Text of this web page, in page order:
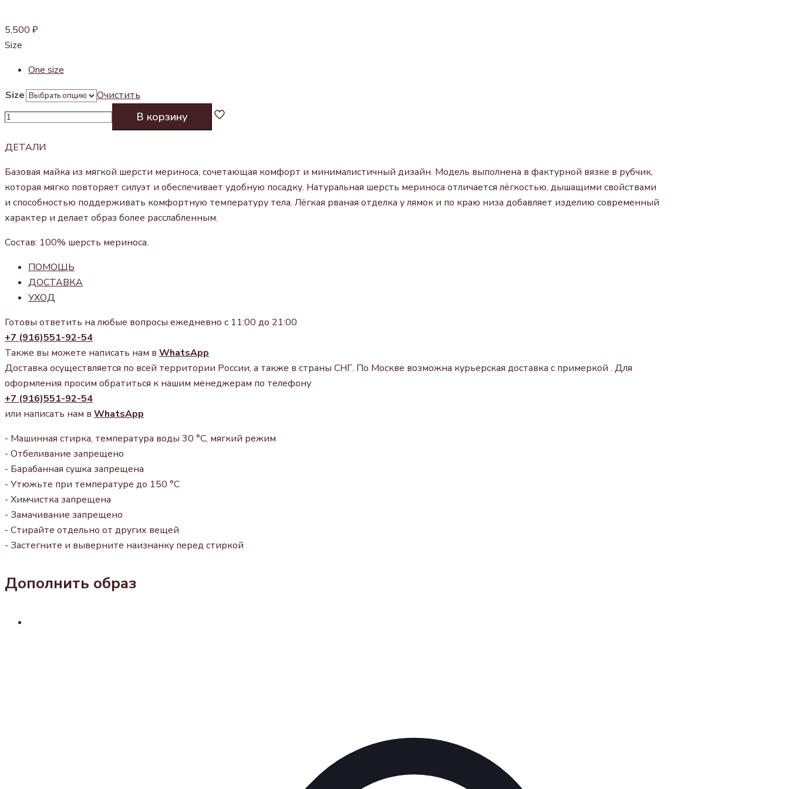
5,500 ₽
Size
One size
Size
Очистить
Количество
МАЙКА
ШЕРСТИ
БЕЖЕВАЯ
В корзину
ДЕТАЛИ
Базовая майка из мягкой шерсти мериноса, сочетающая комфорт и минималистичный дизайн. Модель выполнена в фактурной вязке в рубчик,
которая мягко повторяет силуэт и обеспечивает удобную посадку. Натуральная шерсть мериноса отличается лёгкостью, дышащими свойствами
и способностью поддерживать комфортную температуру тела. Лёгкая рваная отделка у лямок и по краю низа добавляет изделию современный
характер и делает образ более расслабленным.
Состав: 100% шерсть мериноса.
ПОМОЩЬ
ДОСТАВКА
УХОД
Готовы ответить на любые вопросы ежедневно с 11:00 до 21:00
+7 (916)551-92-54
Также вы можете написать нам в WhatsApp
Доставка осуществляется по всей территории России, а также в страны СНГ. По Москве возможна курьерская доставка с примеркой . Для
оформления просим обратиться к нашим менеджерам по телефону
+7 (916)551-92-54
или написать нам в WhatsApp
- Машинная стирка, температура воды 30 °С, мягкий режим
- Отбеливание запрещено
- Барабанная сушка запрещена
- Утюжьте при температуре до 150 °С
- Химчистка запрещена
- Замачивание запрещено
- Стирайте отдельно от других вещей
- Застегните и выверните наизнанку перед стиркой
Дополнить образ